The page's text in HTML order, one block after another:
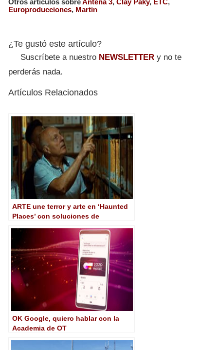
Otros artículos sobreAntena 3, Clay Paky, ETC,
Europroducciones, Martin
¿Te gustó este artículo?
Suscríbete a nuestro NEWSLETTER y no te
perderás nada.
Artículos Relacionados
ARTE une terror y arte en ‘Haunted
Places’ con soluciones de
OK Google, quiero hablar con la
Academia de OT